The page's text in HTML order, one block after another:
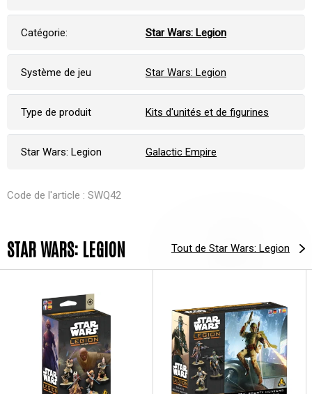
Catégorie: Star Wars: Legion
Système de jeu Star Wars: Legion
Type de produit Kits d'unités et de figurines
Star Wars: Legion Galactic Empire
Code de l'article : SWQ42
STAR WARS: LEGION Tout de Star Wars: Legion